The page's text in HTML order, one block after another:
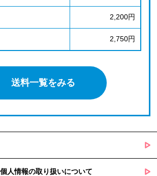
2,200円
2,750円
送料一覧をみる
人情報の取り扱いについて